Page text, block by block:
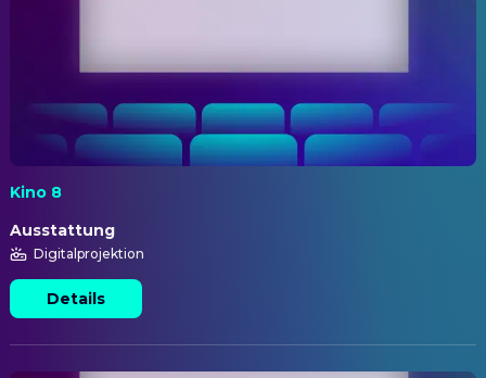
Kino 8
Ausstattung
Digitalprojektion
Details